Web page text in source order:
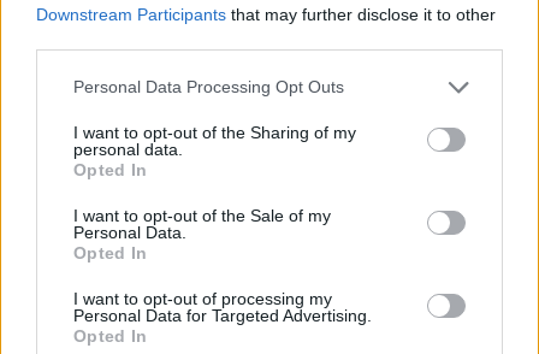
Downstream Participants that may further disclose it to other
Please note that this website/app uses one or more Google
not limited to your visit or usage behaviour. You may click to
grant or deny consent to Google and its third-party tags to
use your data for below specified purposes in below Google
consent section.
Personal Data Processing Opt Outs
I want to opt-out of the Sharing of my
personal data.
Opted In
I want to opt-out of the Sale of my
Personal Data.
Opted In
I want to opt-out of processing my
Personal Data for Targeted Advertising.
Opted In
károkozással megtörjék erejét.
Emiatt nyilatkoztaa kommunista párti
Vlagyimir
Komojedov tengernagy, az oroszországi parlament
jött a béke, de a Pentagon és a CIA már azon
mesterkedik, miként lehetne meghiúsítani.
Vlagyimir Zsirinovszkij, a nevében liberális párt
vezetője is azt üvöltözte: